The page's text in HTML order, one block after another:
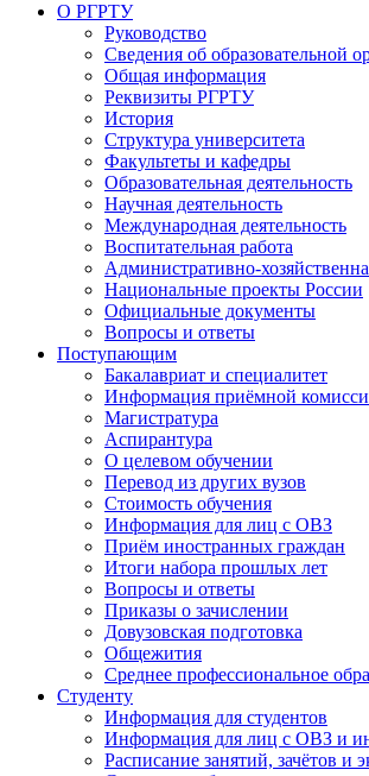
О РГРТУ
Руководство
Сведения об образовательной
Общая информация
Реквизиты РГРТУ
История
Структура университета
Факультеты и кафедры
Образовательная деятельность
Научная деятельность
Международная деятельность
Воспитательная работа
Административно-
Национальные проекты России
Официальные документы
Вопросы и ответы
Поступающим
Бакалавриат и специалитет
Информация приёмной
Магистратура
Аспирантура
О целевом обучении
Перевод из других вузов
Стоимость обучения
Информация для лиц с ОВЗ
Приём иностранных граждан
Итоги набора прошлых лет
Вопросы и ответы
Приказы о зачислении
Довузовская подготовка
Общежития
Среднее профессиональное
Студенту
Информация для студентов
Информация для лиц с ОВЗ и
Расписание занятий, зачётов и